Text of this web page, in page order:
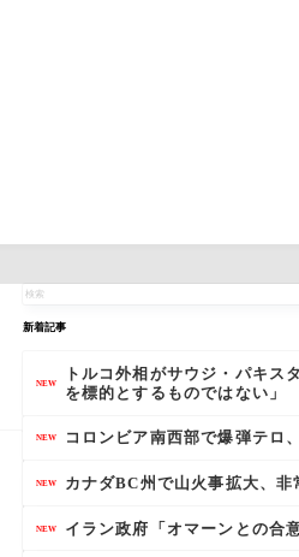
新着記事
NEW
トルコ外相がサウジ・パキス
を標的とするものではない」
NEW コロンビア南西部で爆弾テロ
NEW カナダBC州で山火事拡大、
NEW イラン政府「オマーンとの合